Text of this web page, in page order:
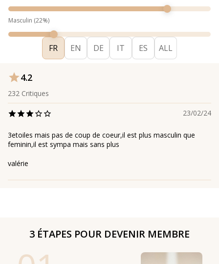
Masculin (22%)
FR EN DE IT ES ALL
4.2
232 Critiques
23/02/24
3etoiles mais pas de coup de coeur,il est plus masculin que
feminin,il est sympa mais sans plus
valérie
3 ÉTAPES POUR DEVENIR MEMBRE